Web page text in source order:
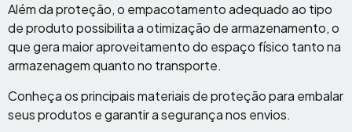
Além da proteção, o empacotamento adequado ao tipo
de produto possibilita a otimização de armazenamento, o
que gera maior aproveitamento do espaço físico tanto na
armazenagem quanto no transporte.
Conheça os principais materiais de proteção para embalar
seus produtos e garantir a segurança nos envios.